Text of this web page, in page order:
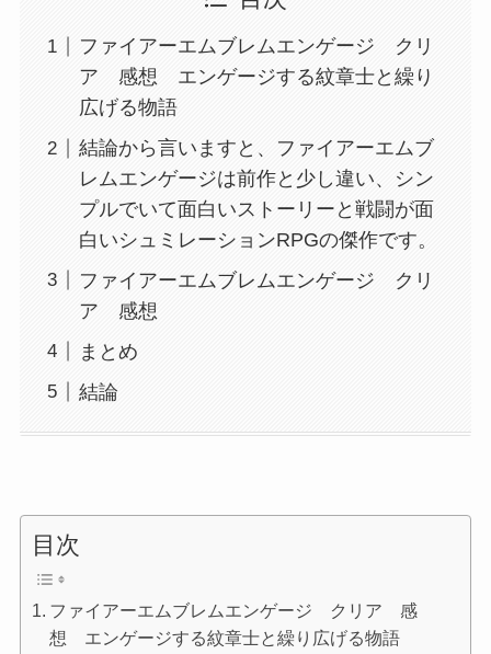
ファイアーエムブレムエンゲージ クリ
ア 感想 エンゲージする紋章士と繰り
広げる物語
結論から言いますと、ファイアーエムブ
レムエンゲージは前作と少し違い、シン
プルでいて面白いストーリーと戦闘が面
白いシュミレーションRPGの傑作です。
ファイアーエムブレムエンゲージ クリ
ア 感想
まとめ
結論
目次
ファイアーエムブレムエンゲージ クリア 感
想 エンゲージする紋章士と繰り広げる物語